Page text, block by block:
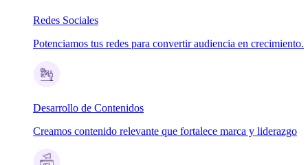
Redes Sociales
Potenciamos tus redes para convertir audiencia en crecimiento.
Desarrollo de Contenidos
Creamos contenido relevante que fortalece marca y liderazgo